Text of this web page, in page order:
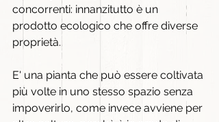
concorrenti: innanzitutto è un
prodotto ecologico che offre diverse
proprietà.
E' una pianta che può essere coltivata
più volte in uno stesso spazio senza
impoverirlo, come invece avviene per